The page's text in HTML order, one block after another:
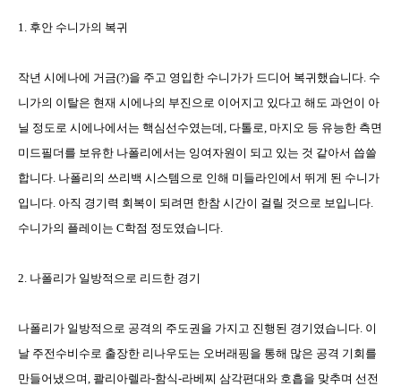
1. 후안 수니가의 복귀
작년 시에나에 거금(?)을 주고 영입한 수니가가 드디어 복귀했습니다. 수
니가의 이탈은 현재 시에나의 부진으로 이어지고 있다고 해도 과언이 아
닐 정도로 시에나에서는 핵심선수였는데, 다톨로, 마지오 등 유능한 측면
미드필더를 보유한 나폴리에서는 잉여자원이 되고 있는 것 같아서 씁쓸
합니다. 나폴리의 쓰리백 시스템으로 인해 미들라인에서 뛰게 된 수니가
입니다. 아직 경기력 회복이 되려면 한참 시간이 걸릴 것으로 보입니다.
수니가의 플레이는 C학점 정도였습니다.
2. 나폴리가 일방적으로 리드한 경기
나폴리가 일방적으로 공격의 주도권을 가지고 진행된 경기였습니다. 이
날 주전수비수로 출장한 리나우도는 오버래핑을 통해 많은 공격 기회를
만들어냈으며, 콸리아렐라-함식-라베찌 삼각편대와 호흡을 맞추며 선전